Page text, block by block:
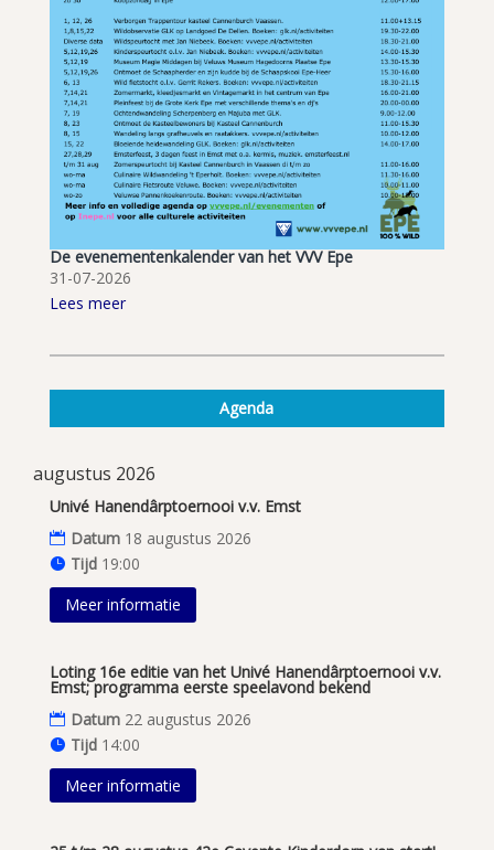
De evenementenkalender van het VVV Epe
31-07-2026
Lees meer
Agenda
augustus 2026
Univé Hanendârptoernooi v.v. Emst
Datum 18 augustus 2026
Tijd 19:00
Meer informatie
Loting 16e editie van het Univé Hanendârptoernooi v.v.
Emst; programma eerste speelavond bekend
Datum 22 augustus 2026
Tijd 14:00
Meer informatie